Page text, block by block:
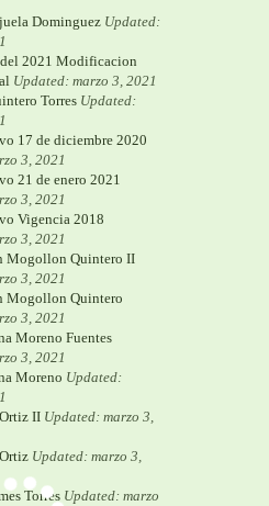
Dominguez Updated:
2021 Modificacion
Updated: marzo 3, 2021
Torres Updated:
17 de diciembre 2020
3, 2021
21 de enero 2021
3, 2021
Vigencia 2018
3, 2021
Mogollon Quintero II
3, 2021
Mogollon Quintero
3, 2021
Moreno Fuentes
3, 2021
Moreno Updated:
II Updated: marzo 3,
Updated: marzo 3,
Torres Updated: marzo